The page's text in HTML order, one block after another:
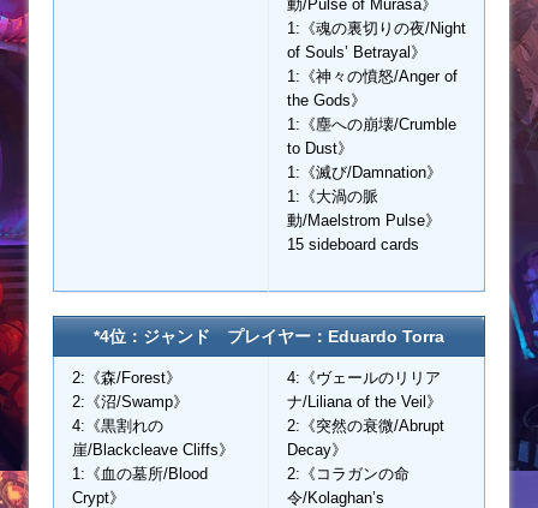
動/Pulse of Murasa》
1:《魂の裏切りの夜/Night
of Souls’ Betrayal》
1:《神々の憤怒/Anger of
the Gods》
1:《塵への崩壊/Crumble
to Dust》
1:《滅び/Damnation》
1:《大渦の脈
動/Maelstrom Pulse》
15 sideboard cards
*4位：ジャンド プレイヤー：Eduardo Torra
2:《森/Forest》
2:《沼/Swamp》
4:《黒割れの
崖/Blackcleave Cliffs》
1:《血の墓所/Blood
Crypt》
4:《ヴェールのリリア
ナ/Liliana of the Veil》
2:《突然の衰微/Abrupt
Decay》
2:《コラガンの命
令/Kolaghan’s